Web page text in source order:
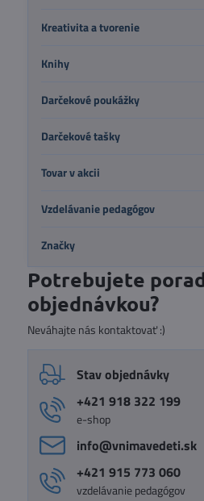
Kreativita a tvorenie
Knihy
Darčekové poukážky
Darčekové tašky
Tovar v akcii
Vzdelávanie pedagógov
Značky
Potrebujete
objednávkou?
Neváhajte nás kontaktovať :)
Stav objednávky
+421 918 322 199
e-shop
info​@vnimavedeti​.sk
+421 915 773 060
vzdelávanie pedagógov